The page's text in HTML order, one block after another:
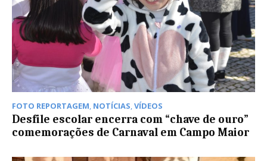
FOTO REPORTAGEM, NOTÍCIAS,VÍDEOS
Desfile escolar encerra com “chave de ouro”
comemorações de Carnaval em Campo Maior